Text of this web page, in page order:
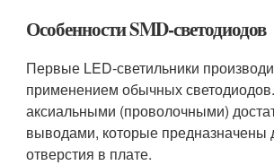
Особенности SMD-светодиодов
Первые LED-светильники
применением обычных
аксиальными (проволочными)
выводами, которые предназначены
отверстия в плате.